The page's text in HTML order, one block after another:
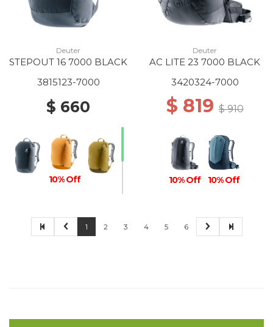
Deuter
STEPOUT 16 7000 BLACK
3815123-7000
$ 660
10% Off
Deuter
AC LITE 23 7000 BLACK
3420324-7000
$ 819$ 910
10% Off 10% Off
1 2 3 4 5 6